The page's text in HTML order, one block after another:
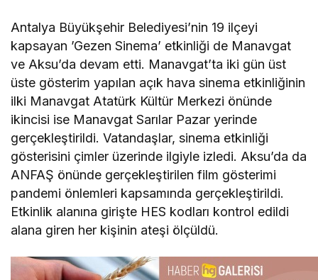
Antalya Büyükşehir Belediyesi’nin 19 ilçeyi
kapsayan ’Gezen Sinema’ etkinliği de Manavgat
ve Aksu’da devam etti. Manavgat’ta iki gün üst
üste gösterim yapılan açık hava sinema etkinliğinin
ilki Manavgat Atatürk Kültür Merkezi önünde
ikincisi ise Manavgat Sarılar Pazar yerinde
gerçekleştirildi. Vatandaşlar, sinema etkinliği
gösterisini çimler üzerinde ilgiyle izledi. Aksu’da da
ANFAŞ önünde gerçekleştirilen film gösterimi
pandemi önlemleri kapsamında gerçekleştirildi.
Etkinlik alanına girişte HES kodları kontrol edildi
alana giren her kişinin ateşi ölçüldü.